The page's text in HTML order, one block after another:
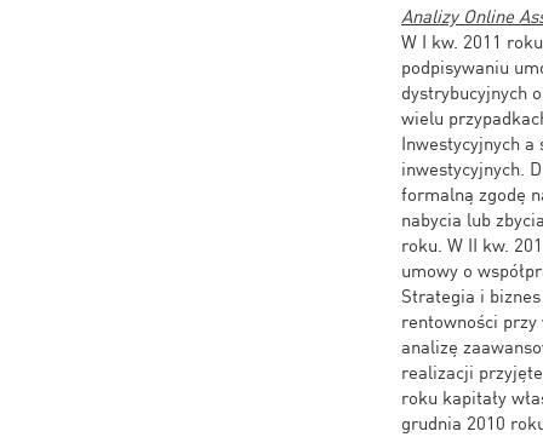
Analizy Online
W I kw. 2011
podpisywaniu
dystrybucyjnych
wielu
Inwestycyjnych a
inwestycyjnych.
formalną zgodę
nabycia lub
roku. W II kw.
umowy o
Strategia i
rentowności
analizę
realizacji
roku kapitały
grudnia 2010